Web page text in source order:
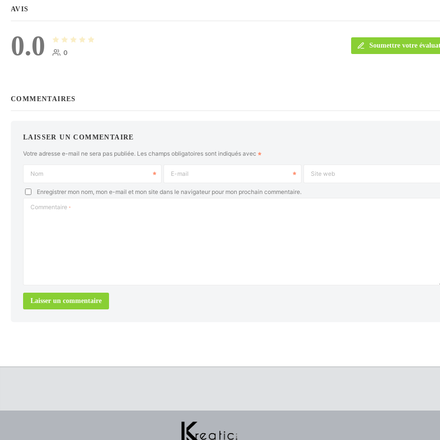
AVIS
0.0 0
Soumettre votre
COMMENTAIRES
LAISSER UN COMMENTAIRE
Votre adresse e-mail ne sera pas publiée. Les champs obligatoires sont indiqués avec
Nom E-mail Site web
Enregistrer mon nom, mon e-mail et mon site dans le navigateur pour mon prochain commentaire.
Commentaire *